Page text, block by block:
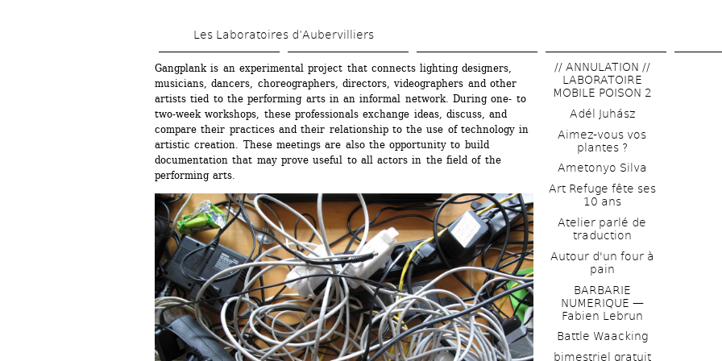
main
content
Les Laboratoires d’Aubervilliers
Gangplank is an experimental project that connects lighting designers,
musicians, dancers, choreographers, directors, videographers and other
artists tied to the performing arts in an informal network. During one- to
two-week workshops, these professionals exchange ideas, discuss, and
compare their practices and their relationship to the use of technology in
artistic creation. These meetings are also the opportunity to build
documentation that may prove useful to all actors in the field of the
performing arts.
// ANNULATION //
LABORATOIRE
MOBILE POISON 2
Adél Juhász
Aimez-vous vos
plantes ?
Ametonyo Silva
Art Refuge fête ses
10 ans
Atelier parlé de
traduction
Autour d'un four à
pain
BARBARIE
NUMERIQUE —
Fabien Lebrun
Battle Waacking
bimestriel gratuit